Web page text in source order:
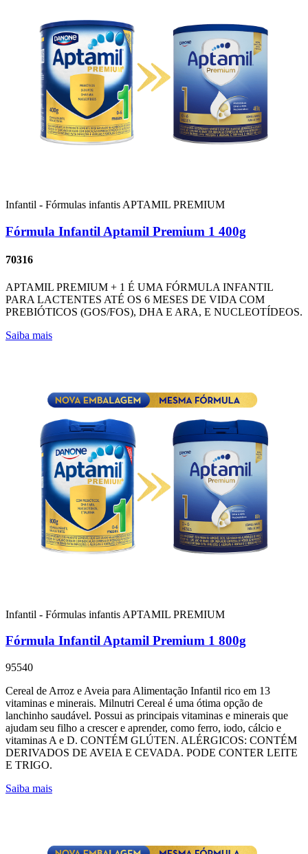
Infantil - Fórmulas infantisAPTAMIL PREMIUM
Fórmula Infantil Aptamil Premium 1 400g
70316
APTAMIL PREMIUM + 1 É UMA FÓRMULA INFANTIL
PARA LACTENTES ATÉ OS 6 MESES DE VIDA COM
PREBIÓTICOS (GOS/FOS), DHA E ARA, E NUCLEOTÍDEOS.
Saiba mais
Infantil - Fórmulas infantis APTAMIL PREMIUM
Fórmula Infantil Aptamil Premium 1 800g
95540
Cereal de Arroz e Aveia para Alimentação Infantil rico em 13
vitaminas e minerais. Milnutri Cereal é uma ótima opção de
lanchinho saudável. Possui as principais vitaminas e minerais que
ajudam seu filho a crescer e aprender, como ferro, iodo, cálcio e
vitaminas A e D. CONTÉM GLÚTEN. ALÉRGICOS: CONTÉM
DERIVADOS DE AVEIA E CEVADA. PODE CONTER LEITE
E TRIGO.
Saiba mais